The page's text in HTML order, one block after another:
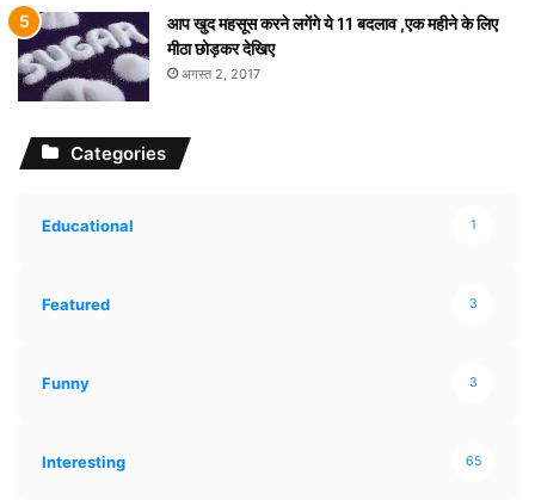
आप खुद महसूस करने लगेंगे ये 11 बदलाव ,एक महीने के लिए
मीठा छोड़कर देखिए
अगस्त 2, 2017
Categories
Educational 1
Featured 3
Funny 3
Interesting 65